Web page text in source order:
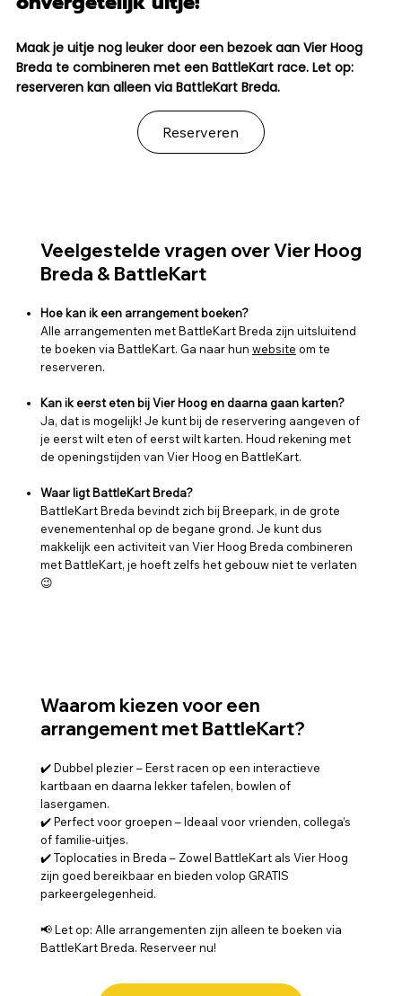
Maak je uitje nog leuker door een bezoek aan Vier Hoog
Breda te combineren met een BattleKart race. Let op:
reserveren kan alleen via BattleKart Breda.
Reserveren
Veelgestelde vragen over Vier Hoog
Breda & BattleKart
Hoe kan ik een arrangement boeken?
Alle arrangementen met BattleKart Breda zijn uitsluitend
te boeken via BattleKart. Ga naar hun website om te
reserveren.
Kan ik eerst eten bij Vier Hoog en daarna gaan karten?
Ja, dat is mogelijk! Je kunt bij de reservering aangeven of
je eerst wilt eten of eerst wilt karten. Houd rekening met
de openingstijden van Vier Hoog en BattleKart.
Waar ligt BattleKart Breda?
BattleKart Breda bevindt zich bij Breepark, in de grote
evenementenhal op de begane grond. Je kunt dus
makkelijk een activiteit van Vier Hoog Breda combineren
met BattleKart, je hoeft zelfs het gebouw niet te verlaten
😉
Waarom kiezen voor een
arrangement met BattleKart?
✔️ Dubbel plezier – Eerst racen op een interactieve
kartbaan en daarna lekker tafelen, bowlen of
lasergamen.
✔️ Perfect voor groepen – Ideaal voor vrienden, collega’s
of familie-uitjes.
✔️ Toplocaties in Breda – Zowel BattleKart als Vier Hoog
zijn goed bereikbaar en bieden volop GRATIS
parkeergelegenheid.
📢 Let op: Alle arrangementen zijn alleen te boeken via
BattleKart Breda. Reserveer nu!